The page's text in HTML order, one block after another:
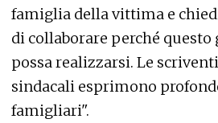
famiglia della vittima e
di collaborare perché
possa realizzarsi. Le
sindacali esprimono
famigliari".